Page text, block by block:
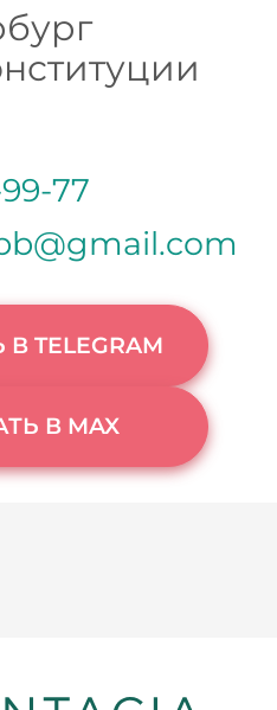
77
TELEGRAM
В MAX